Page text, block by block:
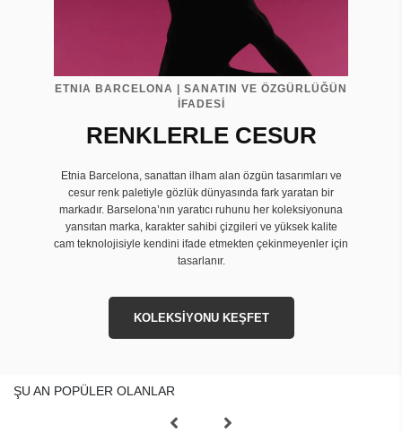
ETNIA BARCELONA | SANATIN VE ÖZGÜRLÜĞÜN
İFADESİ
RENKLERLE CESUR
Etnia Barcelona, sanattan ilham alan özgün tasarımları ve
cesur renk paletiyle gözlük dünyasında fark yaratan bir
markadır. Barselona’nın yaratıcı ruhunu her koleksiyonuna
yansıtan marka, karakter sahibi çizgileri ve yüksek kalite
cam teknolojisiyle kendini ifade etmekten çekinmeyenler için
tasarlanır.
KOLEKSİYONU KEŞFET
ŞU AN POPÜLER OLANLAR